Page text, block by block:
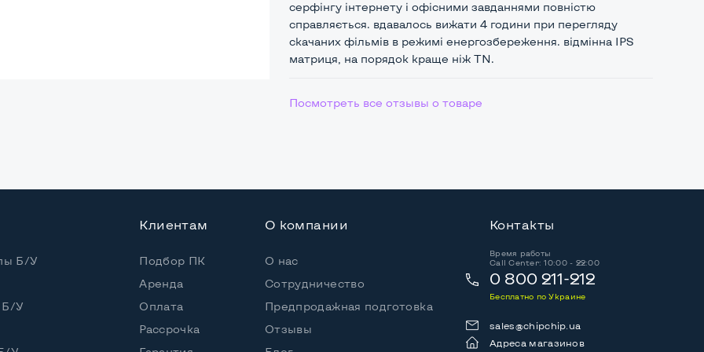
или HDD
серфінгу інтернету і офісними завданнями повністю
справляється. вдавалось вижати 4 години при перегляду
скачаних фільмів в режимі енергозбереження. відмінна IPS
матриця, на порядок краще ніж ТN.
Посмотреть все отзывы о товаре
Б/У
Б/У
Клиентам
Подбор ПК
Аренда
Оплата
Рассрочка
О компании
О нас
Сотрудничество
Предпродажная подготовка
Отзывы
Контакты
Время работы
Call Center: 10:00 - 22:00
0 800 211-212
Бесплатно по Украине
sales@chipchip.ua
Адреса магазинов